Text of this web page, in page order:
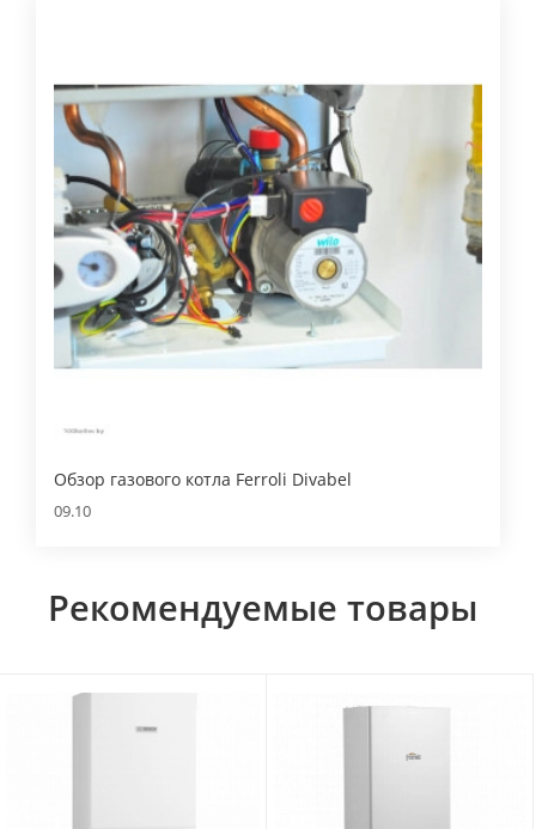
Обзор газового котла Ferroli Divabel
09.10
Рекомендуемые товары